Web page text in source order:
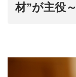
材”が主役～